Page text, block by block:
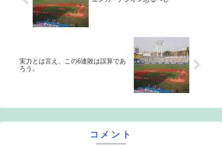
実力とは言え、この6連敗は誤算であ
ろう。
コメント